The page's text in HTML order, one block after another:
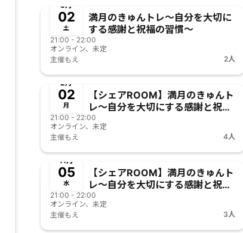
5月
02
土
満月のきゅんトレ〜自分を大切に
する感謝と祝福の習慣〜
21:00 - 22:00
オンライン、未定
主催もえ 2人
2月
02
月
【シェアROOM】満月のきゅんト
レ〜自分を大切にする感謝と祝福
の習慣〜
21:00 - 22:00
オンライン、未定
主催もえ 4人
11月
05
水
【シェアROOM】満月のきゅんト
レ〜自分を大切にする感謝と祝福
の習慣〜
21:00 - 22:00
オンライン、未定
主催もえ 3人